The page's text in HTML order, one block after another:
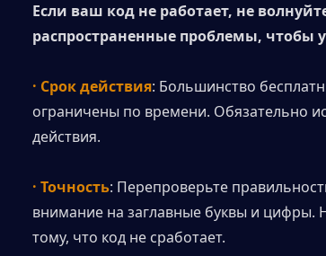
Если ваш код не работает, не
распространенные проблемы, чтобы
· Срок действия: Большинство
ограничены по времени. Обязательно
действия.
· Точность: Перепроверьте
внимание на заглавные буквы и
тому, что код не сработает.